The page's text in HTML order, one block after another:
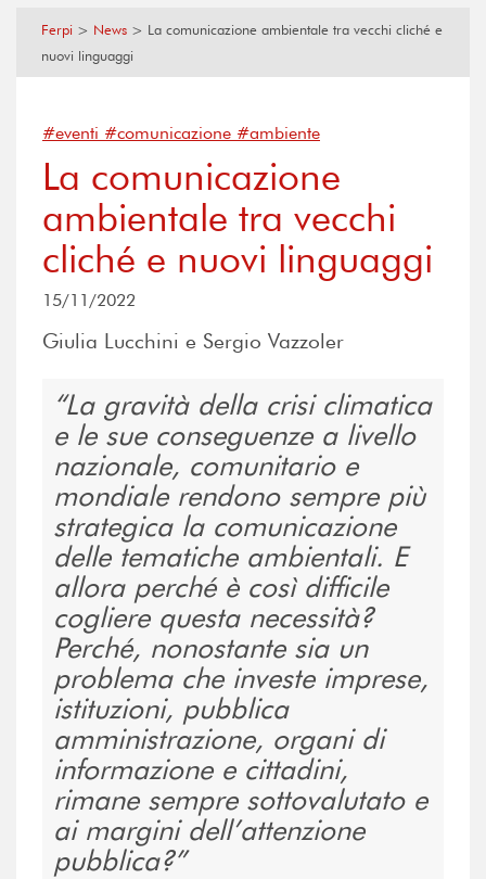
Ferpi > News > La comunicazione ambientale tra vecchi cliché e
nuovi linguaggi
#eventi #comunicazione #ambiente
La comunicazione
ambientale tra vecchi
cliché e nuovi linguaggi
15/11/2022
Giulia Lucchini e Sergio Vazzoler
La gravità della crisi climatica
e le sue conseguenze a livello
nazionale, comunitario e
mondiale rendono sempre più
strategica la comunicazione
delle tematiche ambientali. E
allora perché è così difficile
cogliere questa necessità?
Perché, nonostante sia un
problema che investe imprese,
istituzioni, pubblica
amministrazione, organi di
informazione e cittadini,
rimane sempre sottovalutato e
ai margini dell’attenzione
pubblica?